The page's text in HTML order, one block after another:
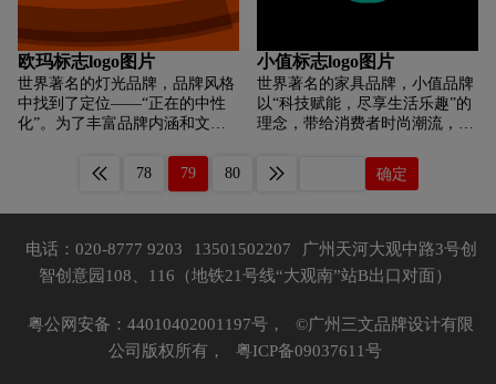
民、政府、社会企业之间的桥梁
与纽带。作为沭阳主流媒体，基
层宣传的主要阵地，融媒体中心
积极履行“宣传前锋”职责，传递
党和政府的声音，正确引导社会
舆论，倾听民生、反映民生;负空
间形成“S”型的蜿蜒河流，整体
阳融媒大气包容的发展理念，促
进多媒体共融、多渠道传播、全
气，红色代表着喜庆与热烈，寓
意着沭阳融媒积极进取，蓬勃发
欧玛标志logo图片
世界著名的灯光品牌，品牌风格
中找到了定位——“正在的中性
化”。为了丰富品牌内涵和文化
行业特征的口号，“汇聚梦想，
华彩绽放”，使得品牌视觉形象
小值标志logo图片
世界著名的家具品牌，小值品牌
以“科技赋能，尽享生活乐趣”的
理念，带给消费者时尚潮流，简
旨。标志图形中采用体现：产品
价值大于产品价格的常见数学符
值品牌首字母“Z”，直接体现品
牌名称专属性，与小值名称形成
关联，易于识别与记忆；灵动而
全、卓越的品牌传承与基因，时
尚的科技蓝则寓释着积极向上、
“年轻、潮牌”的智能家居生活态
78 79 80 确定
电话：020-8777 9203 13501502207
广州天河大观中路3号创
智创意园108、116（地铁21号线“大观南”站B出口对面）
粤公网安备：44010402001197号，
©广州三文品牌设计有限
公司版权所有，
粤ICP备09037611号